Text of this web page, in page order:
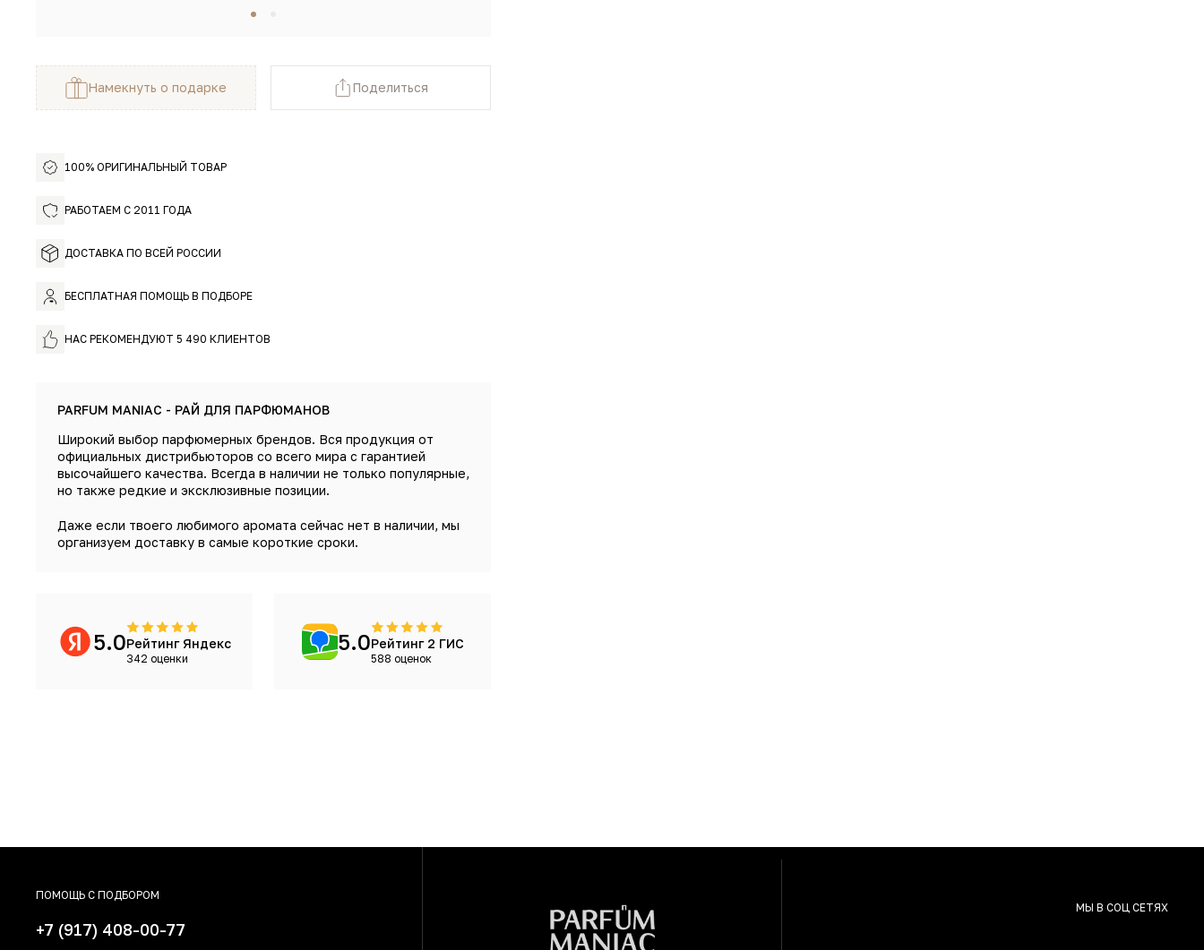
Намекнуть о подарке Поделиться
100% ОРИГИНАЛЬНЫЙ ТОВАР
РАБОТАЕМ С 2011 ГОДА
ДОСТАВКА ПО ВСЕЙ РОССИИ
БЕСПЛАТНАЯ ПОМОЩЬ В ПОДБОРЕ
НАС РЕКОМЕНДУЮТ 5 490 КЛИЕНТОВ
PARFUM MANIAC - РАЙ ДЛЯ ПАРФЮМАНОВ
Широкий выбор парфюмерных брендов. Вся продукция от
официальных дистрибьюторов со всего мира с гарантией
высочайшего качества. Всегда в наличии не только популярные,
но также редкие и эксклюзивные позиции.
Даже если твоего любимого аромата сейчас нет в наличии, мы
организуем доставку в самые короткие сроки.
5.0Рейтинг Яндекс
342 оценки
5.0Рейтинг 2 ГИС
588 оценок
ПОМОЩЬ С ПОДБОРОМ
+7 (917) 408-00-77
МЫ В СОЦ СЕТЯХ